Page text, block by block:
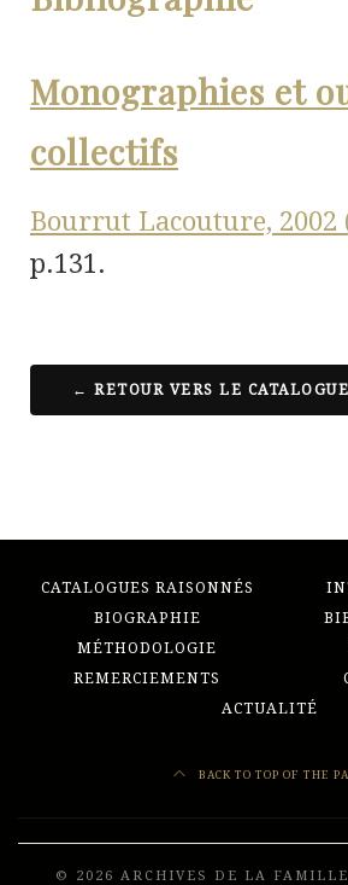
Monographies et
collectifs
Bourrut Lacouture, 2002
p.131.
← RETOUR VERS LE CATALOGUE
CATALOGUES RAISONNÉS
BIOGRAPHIE
MÉTHODOLOGIE
REMERCIEMENTS
ACTUALITÉ
BACK TO TOP OF THE
© 2026 ARCHIVES DE LA